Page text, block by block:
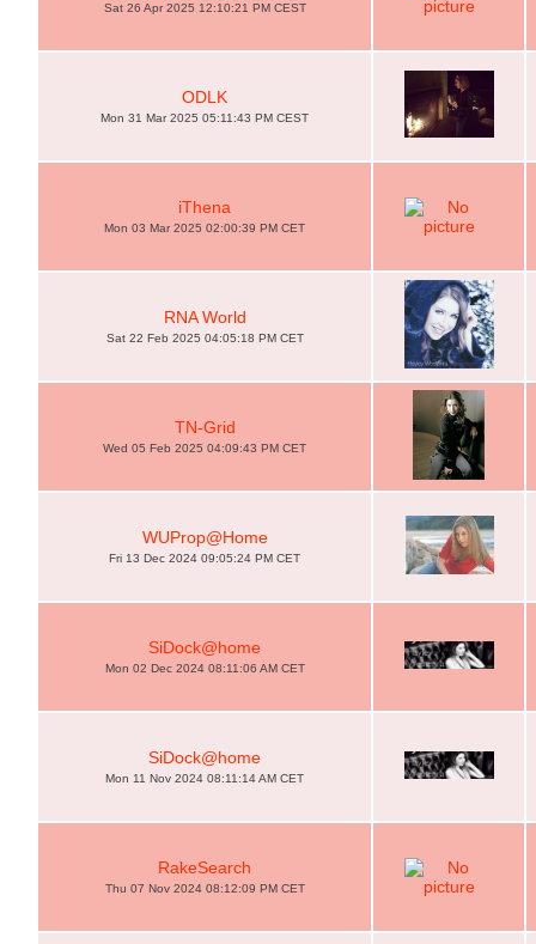
Sat 26 Apr 2025 12:10:21 PM CEST
ODLK
Mon 31 Mar 2025 05:11:43 PM CEST
iThena
Mon 03 Mar 2025 02:00:39 PM CET
RNA World
Sat 22 Feb 2025 04:05:18 PM CET
TN-Grid
Wed 05 Feb 2025 04:09:43 PM CET
WUProp@Home
Fri 13 Dec 2024 09:05:24 PM CET
SiDock@home
Mon 02 Dec 2024 08:11:06 AM CET
SiDock@home
Mon 11 Nov 2024 08:11:14 AM CET
RakeSearch
Thu 07 Nov 2024 08:12:09 PM CET